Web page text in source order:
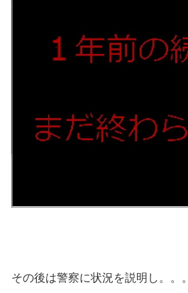
その後は警察に状況を説明し。。。